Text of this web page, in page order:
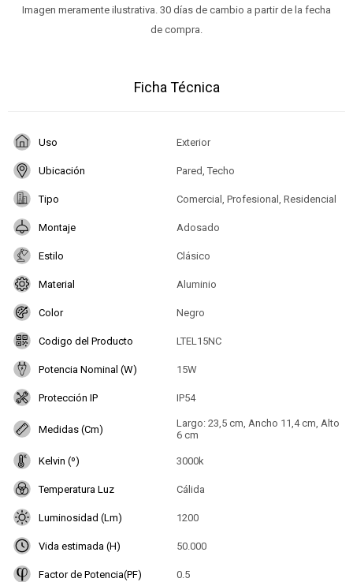
Imagen meramente ilustrativa. 30 días de cambio a partir de la fecha
de compra.
Ficha Técnica
Uso Exterior
Ubicación Pared, Techo
Tipo Comercial, Profesional, Residencial
Montaje Adosado
Estilo Clásico
Material Aluminio
Color Negro
Codigo del Producto LTEL15NC
Potencia Nominal (W) 15W
Protección IP IP54
Medidas (Cm)
Largo: 23,5 cm, Ancho 11,4 cm, Alto
6 cm
Kelvin (º) 3000k
Temperatura Luz Cálida
Luminosidad (Lm) 1200
Vida estimada (H) 50.000
Factor de Potencia(PF) 0.5